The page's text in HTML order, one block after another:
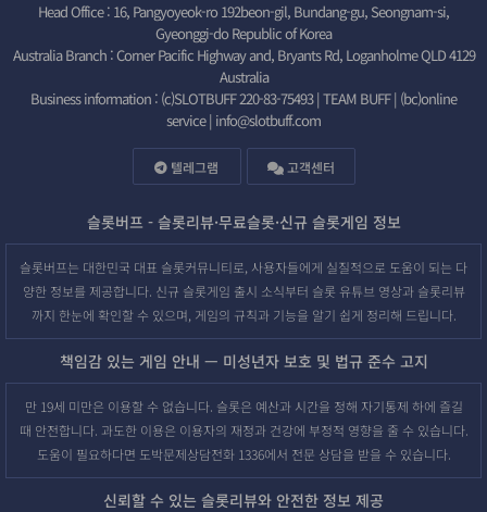
Head Office : 16, Pangyoyeok-ro 192beon-gil, Bundang-gu, Seongnam-si,
Gyeonggi-do Republic of Korea
Australia Branch : Corner Pacific Highway and, Bryants Rd, Loganholme QLD 4129
Australia
Business information : (c)SLOTBUFF 220-83-75493 | TEAM BUFF | (bc)online
service | info@slotbuff.com
텔레그램 고객센터
슬롯버프 - 슬롯리뷰·무료슬롯·신규 슬롯게임 정보
슬롯버프는 대한민국 대표 슬롯커뮤니티로, 사용자들에게 실질적으로 도움이 되는 다
양한 정보를 제공합니다. 신규 슬롯게임 출시 소식부터 슬롯 유튜브 영상과 슬롯리뷰
까지 한눈에 확인할 수 있으며, 게임의 규칙과 기능을 알기 쉽게 정리해 드립니다.
책임감 있는 게임 안내 — 미성년자 보호 및 법규 준수 고지
만 19세 미만은 이용할 수 없습니다. 슬롯은 예산과 시간을 정해 자기통제 하에 즐길
때 안전합니다. 과도한 이용은 이용자의 재정과 건강에 부정적 영향을 줄 수 있습니다.
도움이 필요하다면 도박문제상담전화 1336에서 전문 상담을 받을 수 있습니다.
신뢰할 수 있는 슬롯리뷰와 안전한 정보 제공